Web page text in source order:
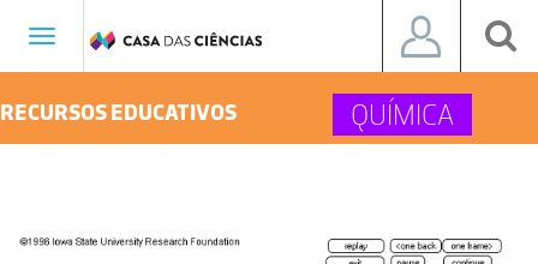
Toggle
RECURSOS EDUCATIVOS QUÍMICA